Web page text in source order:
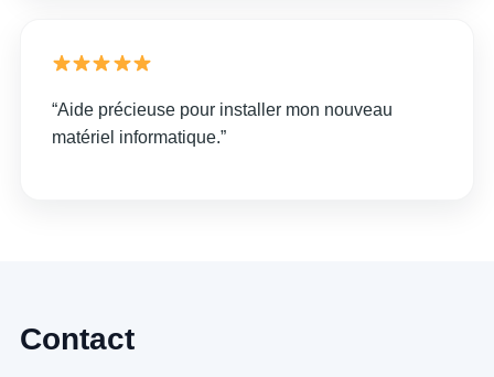
“Aide précieuse pour installer mon nouveau
matériel informatique.”
Contact